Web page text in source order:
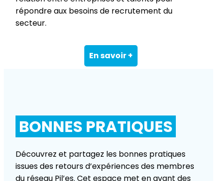
répondre aux besoins de recrutement du
secteur.
En savoir +
BONNES PRATIQUES
Découvrez et partagez les bonnes pratiques
issues des retours d’expériences des membres
du réseau Pil’es. Cet espace met en avant des